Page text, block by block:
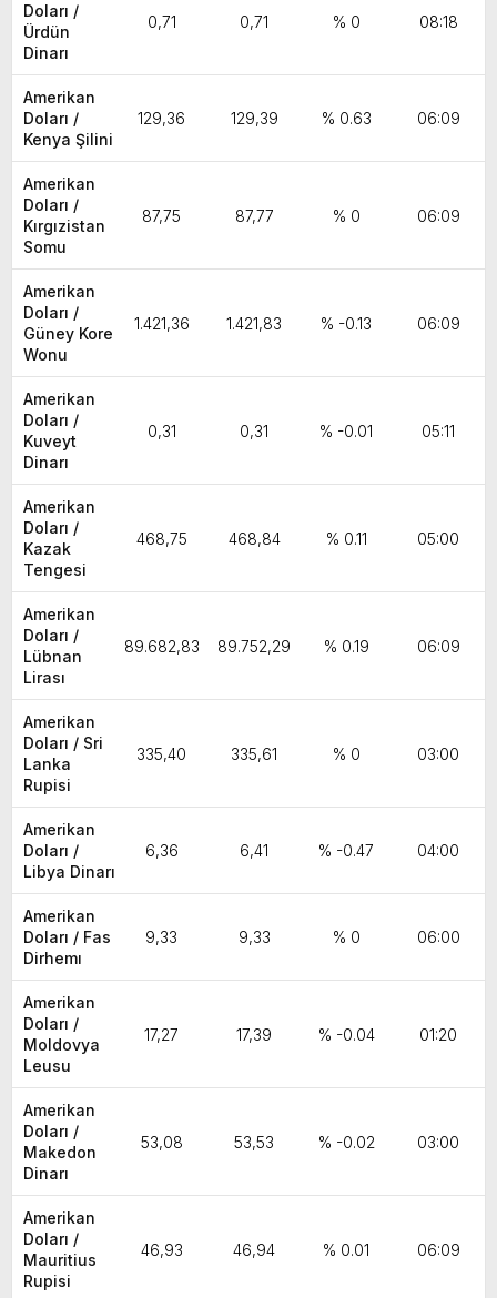
Doları /
Ürdün
Dinarı
0,71 0,71 % 0 08:18
Amerikan
Doları /
Kenya Şilini
129,36 129,39 % 0.63 06:09
Amerikan
Doları /
Kırgızistan
Somu
87,75 87,77 % 0 06:09
Amerikan
Doları /
Güney Kore
Wonu
1.421,36 1.421,83 % -0.13 06:09
Amerikan
Doları /
Kuveyt
Dinarı
0,31 0,31 % -0.01 05:11
Amerikan
Doları /
Kazak
Tengesi
468,75 468,84 % 0.11 05:00
Amerikan
Doları /
Lübnan
Lirası
89.682,83 89.752,29 % 0.19 06:09
Amerikan
Doları / Sri
Lanka
Rupisi
335,40 335,61 % 0 03:00
Amerikan
Doları /
Libya Dinarı
6,36 6,41 % -0.47 04:00
Amerikan
Doları / Fas
Dirhemı
9,33 9,33 % 0 06:00
Amerikan
Doları /
Moldovya
Leusu
17,27 17,39 % -0.04 01:20
Amerikan
Doları /
Makedon
Dinarı
53,08 53,53 % -0.02 03:00
Amerikan
Doları /
Mauritius
Rupisi
46,93 46,94 % 0.01 06:09